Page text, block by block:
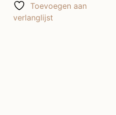
Toevoegen aan
verlanglijst